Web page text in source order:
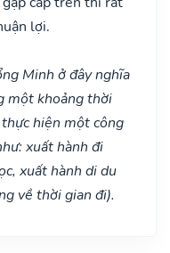
lợi.
Minh ở đây nghĩa
một khoảng thời
hiện một công
xuất hành đi
xuất hành di du
về thời gian đi).